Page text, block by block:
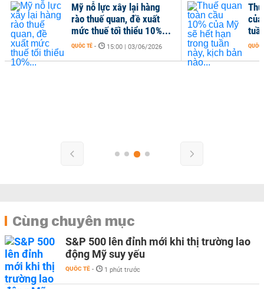
QUỐC
Mỹ nỗ lực xây lại hàng
rào thuế quan, đề xuất
mức thuế tối thiểu 10%...
QUỐC TẾ - 15:00 | 03/06/2026
Cùng chuyên mục
S&P 500 lên đỉnh mới khi thị trường lao
động Mỹ suy yếu
QUỐC TẾ - 1 phút trước